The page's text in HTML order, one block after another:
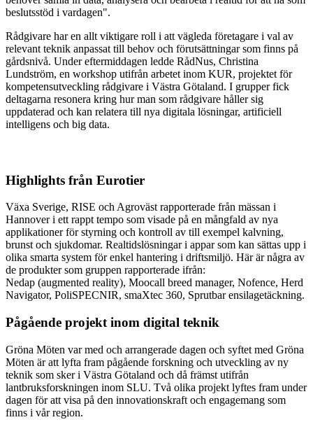
beslutsstöd i vardagen".
Rådgivare har en allt viktigare roll i att vägleda företagare i val av
relevant teknik anpassat till behov och förutsättningar som finns på
gårdsnivå. Under eftermiddagen ledde RådNus, Christina
Lundström, en workshop utifrån arbetet inom KUR, projektet för
kompetensutveckling rådgivare i Västra Götaland. I grupper fick
deltagarna resonera kring hur man som rådgivare håller sig
uppdaterad och kan relatera till nya digitala lösningar, artificiell
intelligens och big data.
Highlights från Eurotier
Växa Sverige, RISE och Agroväst rapporterade från mässan i
Hannover i ett rappt tempo som visade på en mångfald av nya
applikationer för styrning och kontroll av till exempel kalvning,
brunst och sjukdomar. Realtidslösningar i appar som kan sättas upp i
olika smarta system för enkel hantering i driftsmiljö. Här är några av
de produkter som gruppen rapporterade ifrån:
Nedap (augmented reality), Moocall breed manager, Nofence, Herd
Navigator, PoliSPECNIR, smaXtec 360, Sprutbar ensilagetäckning.
Pågående projekt inom digital teknik
Gröna Möten var med och arrangerade dagen och syftet med Gröna
Möten är att lyfta fram pågående forskning och utveckling av ny
teknik som sker i Västra Götaland och då främst utifrån
lantbruksforskningen inom SLU. Två olika projekt lyftes fram under
dagen för att visa på den innovationskraft och engagemang som
finns i vår region.